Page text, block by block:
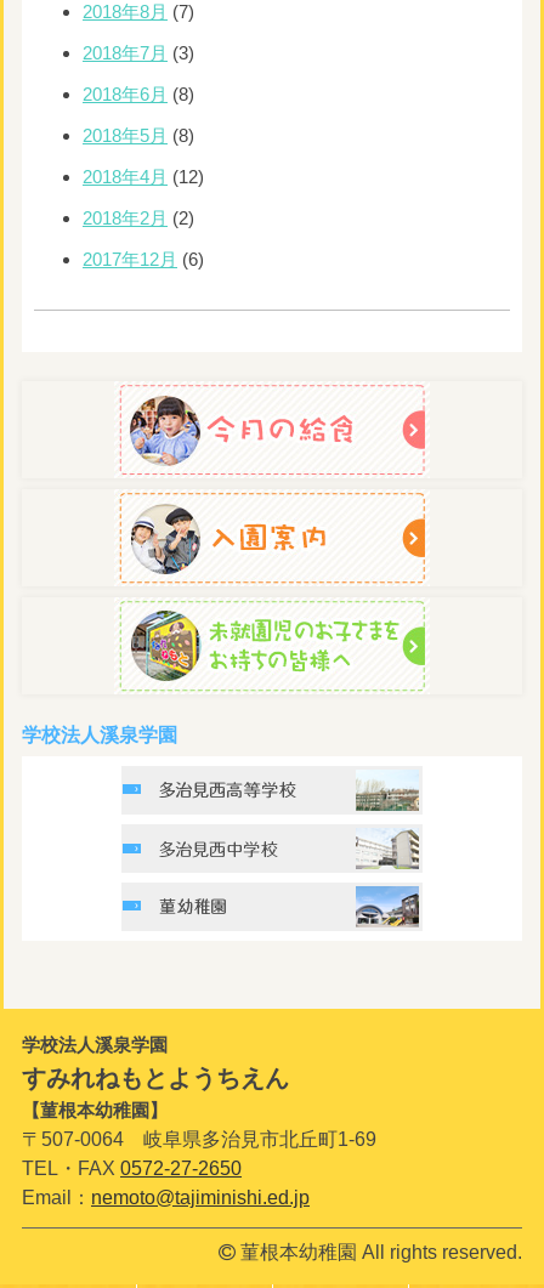
2018年8月 (7)
2018年7月 (3)
2018年6月 (8)
2018年5月 (8)
2018年4月 (12)
2018年2月 (2)
2017年12月 (6)
学校法人溪泉学園
学校法人溪泉学園
すみれねもとようちえん
【菫根本幼稚園】
〒507-0064 岐阜県多治見市北丘町1-69
TEL・FAX 0572-27-2650
Email： nemoto@tajiminishi.ed.jp
菫根本幼稚園 All rights reserved.